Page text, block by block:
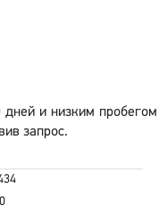
дней и низким пробегом
запрос.